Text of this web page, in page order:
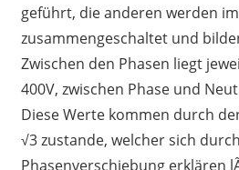
geführt, die anderen werden
zusammengeschaltet und
Zwischen den Phasen liegt
400V, zwischen Phase und
Diese Werte kommen durch
√3 zustande, welcher sich
Phasenverschiebung erklären